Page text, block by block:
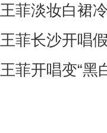
王菲淡妆白裙
王菲长沙开唱
王菲开唱变“黑